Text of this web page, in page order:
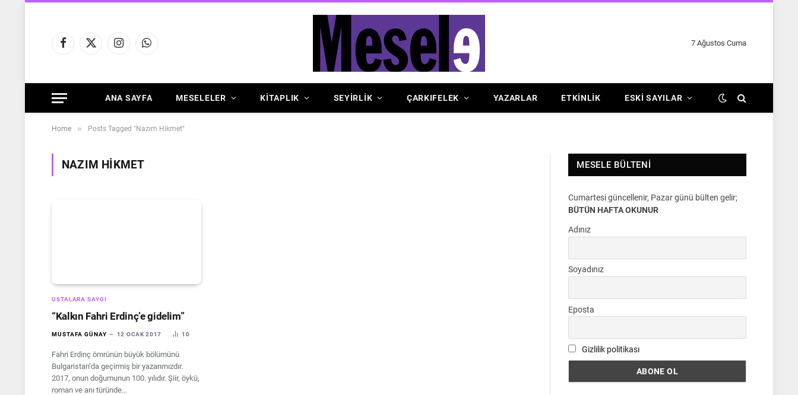
Facebook
X
InstagramWhatsApp
7 Ağustos Cuma
ANA SAYFA MESELELER KİTAPLIK SEYİRLİK ÇARKIFELEK YAZARLAR ETKINLIK ESKI SAYILAR
Home » Posts Tagged "Nazım Hikmet"
NAZIM HIKMET
USTALARA SAYGI
“Kalkın Fahri Erdinç’e gidelim”
MUSTAFA GÜNAY 12 OCAK 2017 10
Fahri Erdinç ömrünün büyük bölümünü
Bulgaristan’da geçirmiş bir yazarımızdır.
2017, onun doğumunun 100. yılıdır. Şiir, öykü,
roman ve anı türünde…
MESELE BÜLTENI
Cumartesi güncellenir, Pazar günü bülten gelir;
BÜTÜN HAFTA OKUNUR
Adınız
Soyadınız
Eposta
Gizlilik politikası